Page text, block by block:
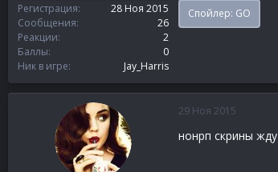
Регистрация
28 Ноя 2015
Сообщения
26
Реакции
2
Баллы
0
Ник в игре
Jay_Harris
Спойлер: GO
29 Ноя 2015
нонрп скрины жду